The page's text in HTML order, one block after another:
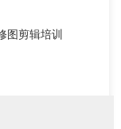
剪辑培训